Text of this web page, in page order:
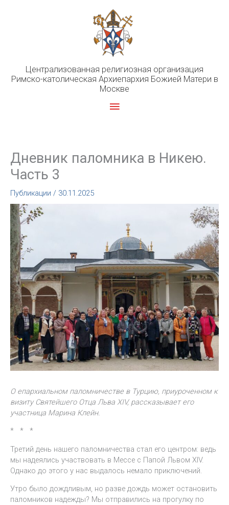
Централизованная религиозная организация
Римско-католическая Архиепархия Божией Матери в
Москве
Главное
Дневник паломника в Никею.
Часть 3
Публикации / 30.11.2025
О епархиальном паломничестве в Турцию, приуроченном к
визиту Святейшего Отца Льва XIV, рассказывает его
участница Марина Клейн.
* * *
Третий день нашего паломничества стал его центром: ведь
мы надеялись участвовать в Мессе с Папой Львом XIV.
Однако до этого у нас выдалось немало приключений.
Утро было дождливым, но разве дождь может остановить
паломников надежды? Мы отправились на прогулку по